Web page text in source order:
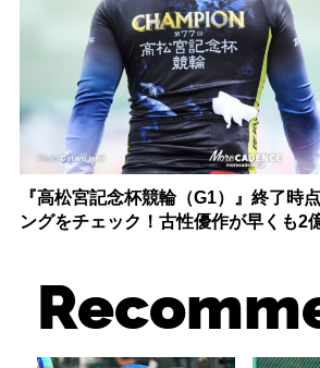
『高松宮記念杯競輪（G1）』終了時
ングをチェック！古性優作が早くも2